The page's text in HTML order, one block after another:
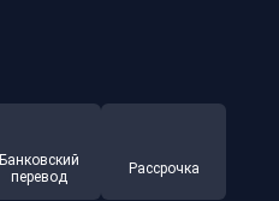
Банковский
перевод
Рассрочка